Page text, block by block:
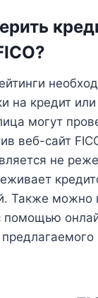
на кредит или
могут
веб-сайт
не
Также можно
помощью